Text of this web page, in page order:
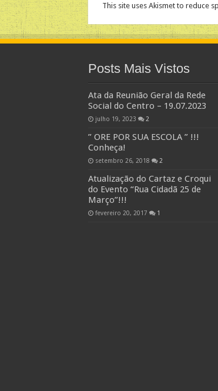
This site uses Akismet to reduce
Posts Mais Vistos
Ata da Reunião Geral da Rede
Social do Centro – 19.07.2023
julho 19, 2023 2
” ORE POR SUA ESCOLA ” !!!
Conheça!
setembro 26, 2018 2
Atualização do Cartaz e Croqui
do Evento “Rua Cidadã 25 de
Março”!!!
fevereiro 20, 2017 1